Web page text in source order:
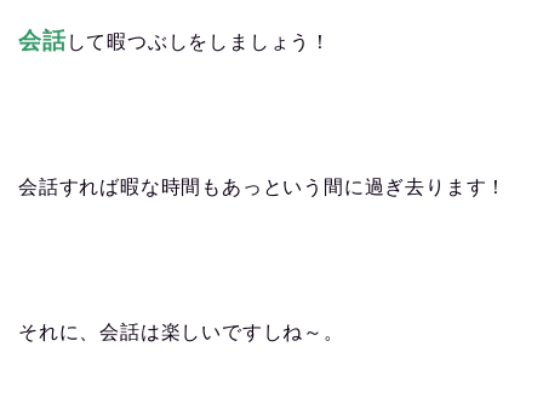
会話して暇つぶしをしましょう！
会話すれば暇な時間もあっという間に過ぎ去ります！
それに、会話は楽しいですしね～。